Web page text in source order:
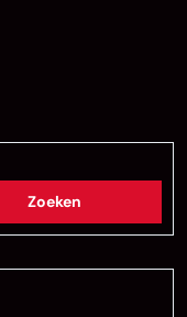
Zoeken